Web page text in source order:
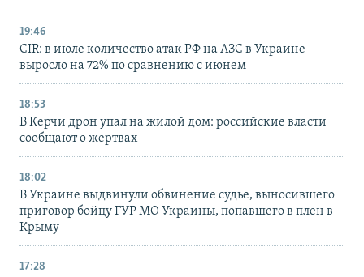
19:46
CIR: в июле количество атак РФ на АЗС в Украине
выросло на 72% по сравнению с июнем
18:53
В Керчи дрон упал на жилой дом: российские власти
сообщают о жертвах
18:02
В Украине выдвинули обвинение судье, выносившего
приговор бойцу ГУР МО Украины, попавшего в плен в
Крыму
17:28